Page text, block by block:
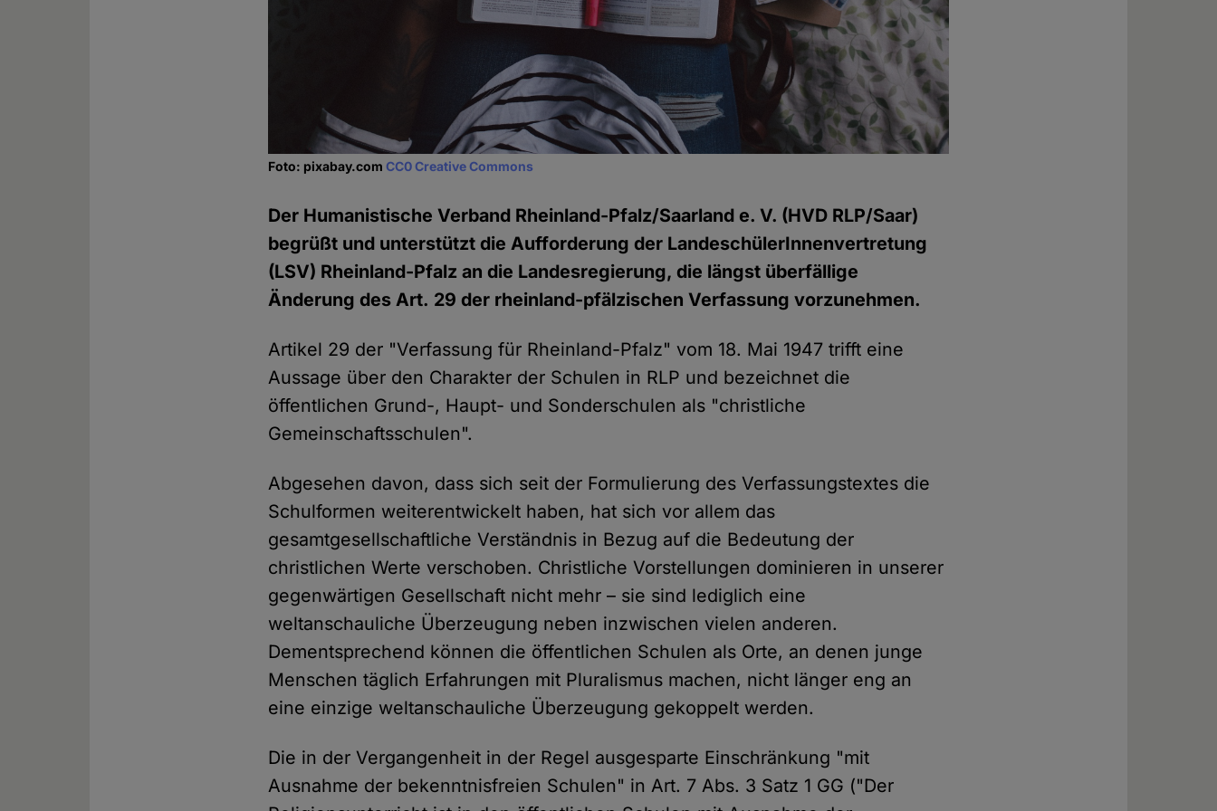
Foto: pixabay.comCC0 Creative Commons
Der Humanistische Verband Rheinland-Pfalz/Saarland e. V. (HVD RLP/Saar)
begrüßt und unterstützt die Aufforderung der LandeschülerInnenvertretung
(LSV) Rheinland-Pfalz an die Landesregierung, die längst überfällige
Änderung des Art. 29 der rheinland-pfälzischen Verfassung vorzunehmen.
Artikel 29 der "Verfassung für Rheinland-Pfalz" vom 18. Mai 1947 trifft eine
Aussage über den Charakter der Schulen in RLP und bezeichnet die
öffentlichen Grund-, Haupt- und Sonderschulen als "christliche
Gemeinschaftsschulen".
Abgesehen davon, dass sich seit der Formulierung des Verfassungstextes die
Schulformen weiterentwickelt haben, hat sich vor allem das
gesamtgesellschaftliche Verständnis in Bezug auf die Bedeutung der
christlichen Werte verschoben. Christliche Vorstellungen dominieren in unserer
gegenwärtigen Gesellschaft nicht mehr – sie sind lediglich eine
weltanschauliche Überzeugung neben inzwischen vielen anderen.
Dementsprechend können die öffentlichen Schulen als Orte, an denen junge
Menschen täglich Erfahrungen mit Pluralismus machen, nicht länger eng an
eine einzige weltanschauliche Überzeugung gekoppelt werden.
Die in der Vergangenheit in der Regel ausgesparte Einschränkung "mit
Ausnahme der bekenntnisfreien Schulen" in Art. 7 Abs. 3 Satz 1 GG ("Der